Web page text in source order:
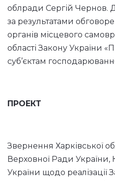
облради Сергій Чернов.
за результатами
органів місцевого
області Закону України
суб’єктам
ПРОЕКТ
Звернення Харківської
Верховної Ради України,
України щодо реалізації